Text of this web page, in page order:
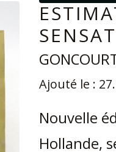
Ajouté le :
Nouvelle
Hollande,